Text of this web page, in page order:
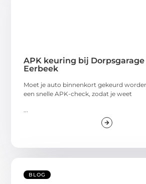
APK keuring bij Dorpsgarage
Eerbeek
Moet je auto binnenkort gekeurd
een snelle APK-check, zodat je weet
...
BLOG